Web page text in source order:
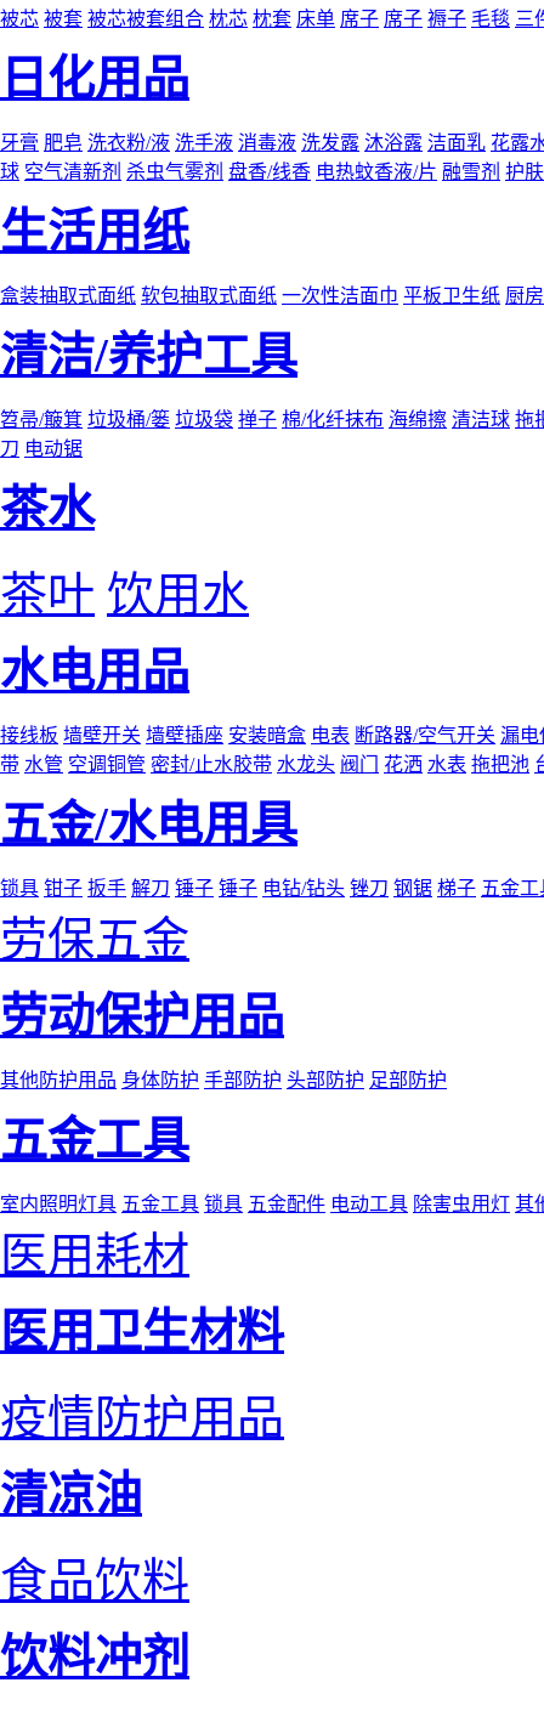
被芯 被套 被芯被套组合 枕芯 枕套 床单 席子 席子 褥子 毛毯 三
日化用品
牙膏 肥皂 洗衣粉/液 洗手液 消毒液 洗发露 沐浴露 洁面乳 花露
球 空气清新剂 杀虫气雾剂 盘香/线香 电热蚊香液/片 融雪剂 护
生活用纸
盒装抽取式面纸 软包抽取式面纸 一次性洁面巾 平板卫生纸 厨
清洁/养护工具
笤帚/簸箕 垃圾桶/篓 垃圾袋 掸子 棉/化纤抹布 海绵擦 清洁球 拖
刀 电动锯
茶水
茶叶 饮用水
水电用品
接线板 墙壁开关 墙壁插座 安装暗盒 电表 断路器/空气开关 漏电
带 水管 空调铜管 密封/止水胶带 水龙头 阀门 花洒 水表 拖把池
五金/水电用具
锁具 钳子 扳手 解刀 锤子 锤子 电钻/钻头 锉刀 钢锯 梯子 五金
劳保五金
劳动保护用品
其他防护用品 身体防护 手部防护 头部防护 足部防护
五金工具
室内照明灯具 五金工具 锁具 五金配件 电动工具 除害虫用灯 其
医用耗材
医用卫生材料
疫情防护用品
清凉油
食品饮料
饮料冲剂